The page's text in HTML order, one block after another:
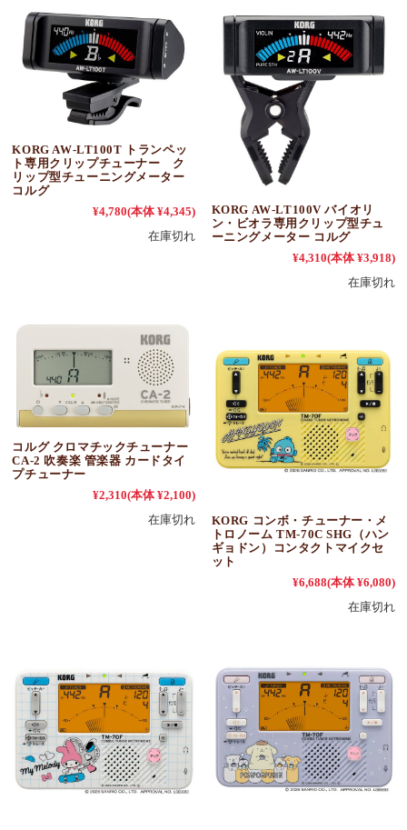
KORG AW-LT100T トランペッ
ト専用クリップチューナー ク
リップ型チューニングメーター
コルグ
¥4,780(本体 ¥4,345)
在庫切れ
KORG AW-LT100V バイオリ
ン・ビオラ専用クリップ型チュ
ーニングメーター コルグ
¥4,310(本体 ¥3,918)
在庫切れ
コルグ クロマチックチューナー
CA-2 吹奏楽 管楽器 カードタイ
プチューナー
¥2,310(本体 ¥2,100)
在庫切れ
KORG コンボ・チューナー・メ
トロノーム TM-70C SHG（ハン
ギョドン）コンタクトマイクセ
ット
¥6,688(本体 ¥6,080)
在庫切れ